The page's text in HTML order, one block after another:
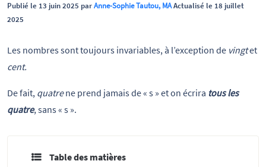
Publié le 13 juin 2025 parAnne-Sophie Tautou, MAActualisé le 18 juillet
2025
Les nombres sont toujours invariables, à l’exception de vingtet
cent.
De fait, quatrene prend jamais de « s » et on écrira tous les
quatre, sans « s ».
Table des matières